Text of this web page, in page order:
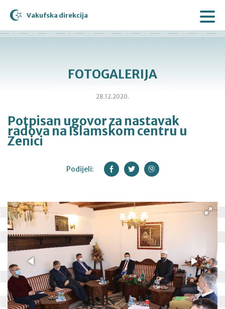
Vakufska direkcija
FOTOGALERIJA
28.12.2020.
Potpisan ugovor za nastavak
radova na Islamskom centru u
Zenici
Podijeli: